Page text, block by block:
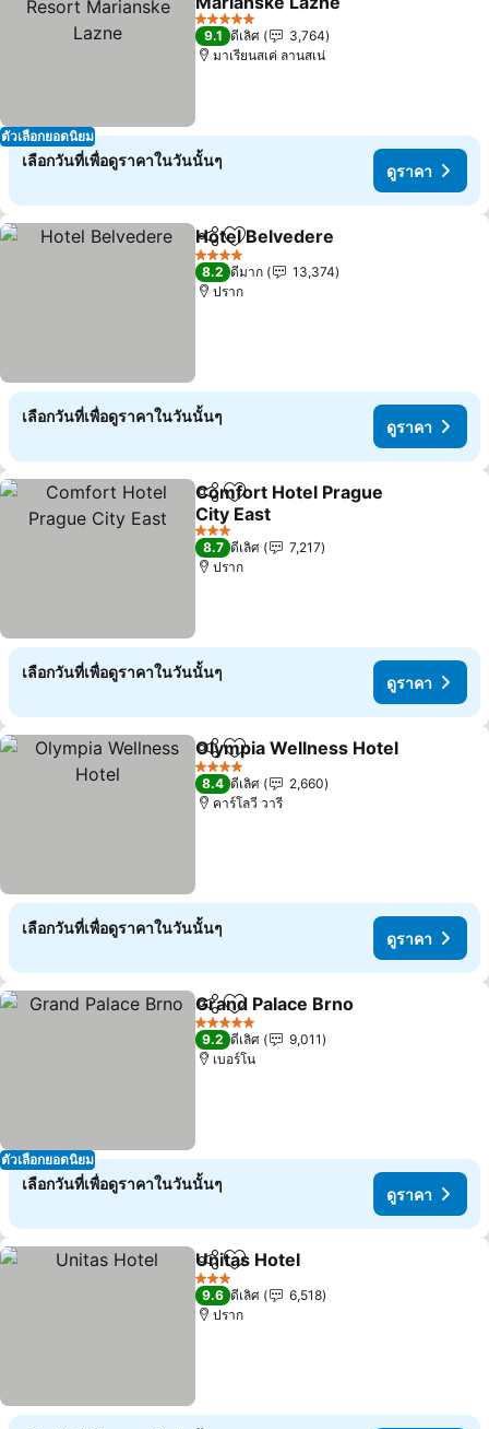
ตัวเลือกยอดนิยม
5 ดาว
9.1 ดีเลิศ
3,764
มาเรียนสเค่ ลานสเน่
เลือกวันที่เพื่อดูราคาในวันนั้นๆ
ดูราคา
แชร์ เพิ่มในรายการโปรด
Hotel Belvedere
4 ดาว
8.2 ดีมาก
13,374
ปราก
เลือกวันที่เพื่อดูราคาในวันนั้นๆ
ดูราคา
แชร์ เพิ่มในรายการโปรด
Comfort Hotel Prague
City East
3 ดาว
8.7 ดีเลิศ
7,217
ปราก
เลือกวันที่เพื่อดูราคาในวันนั้นๆ
ดูราคา
แชร์ เพิ่มในรายการโปรด
Olympia Wellness Hotel
4 ดาว
8.4 ดีเลิศ
2,660
คาร์โลวี วารี
เลือกวันที่เพื่อดูราคาในวันนั้นๆ
ดูราคา
ตัวเลือกยอดนิยม
แชร์ เพิ่มในรายการโปรด
Grand Palace Brno
5 ดาว
9.2 ดีเลิศ
9,011
เบอร์โน
เลือกวันที่เพื่อดูราคาในวันนั้นๆ
ดูราคา
แชร์ เพิ่มในรายการโปรด
Unitas Hotel
3 ดาว
9.6 ดีเลิศ
6,518
ปราก